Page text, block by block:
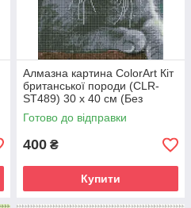
Алмазна картина ColorArt Кіт
британської породи (CLR-
ST489) 30 х 40 см (Без
підрамника)
Готово до відправки
400 ₴
Купити